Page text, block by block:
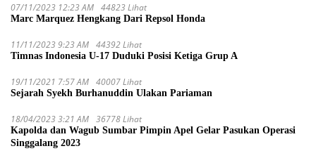
07/11/2023 12:23 AM 44823 Lihat
Marc Marquez Hengkang Dari Repsol Honda
11/11/2023 9:23 AM 44392 Lihat
Timnas Indonesia U-17 Duduki Posisi Ketiga Grup A
19/11/2021 7:57 AM 40007 Lihat
Sejarah Syekh Burhanuddin Ulakan Pariaman
18/04/2023 3:21 AM 36778 Lihat
Kapolda dan Wagub Sumbar Pimpin Apel Gelar Pasukan Operasi
Singgalang 2023